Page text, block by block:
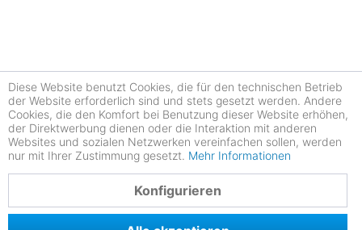
Diese Website benutzt Cookies, die für den technischen Betrieb
der Website erforderlich sind und stets gesetzt werden. Andere
Cookies, die den Komfort bei Benutzung dieser Website erhöhen,
der Direktwerbung dienen oder die Interaktion mit anderen
Websites und sozialen Netzwerken vereinfachen sollen, werden
nur mit Ihrer Zustimmung gesetzt. Mehr Informationen
Konfigurieren